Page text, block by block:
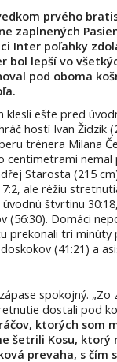
prvého
zaplnených
Inter poľahky
bol lepší vo
pod oboma
klesli ešte pred
hostí Ivan Židzik
trénera Milana
centimetrami
Starosta (215
ale réžiu
štvrtinu
(56:30). Domáci
prekonali tri minúty
(41:21) a
spokojný. „Zo
dostali pod
ktorých som
šetrili Kosu, ktorý
prevaha, s čím